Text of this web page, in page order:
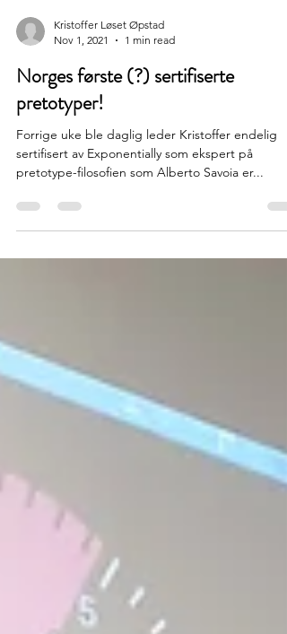
Nov 1, 2021
1 min read
Norges første (?) sertifiserte
pretotyper!
Forrige uke ble daglig leder Kristoffer endelig
pretotype-filosofien som Alberto Savoia er...